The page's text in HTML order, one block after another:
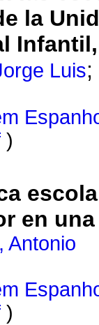
la
Luis;
)
en
Antonio
)